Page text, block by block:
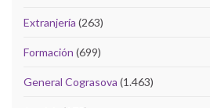
Extranjería (263)
Formación (699)
General Cograsova (1.463)